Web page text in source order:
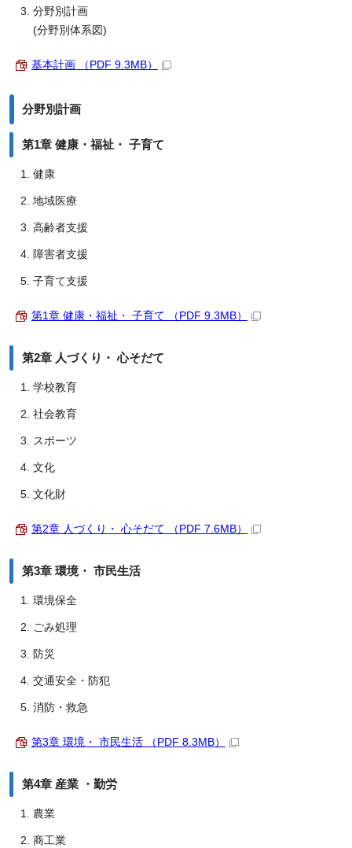
分野別計画
(分野別体系図)
基本計画 （PDF 9.3MB）
分野別計画
第1章 健康・福祉・ 子育て
健康
地域医療
高齢者支援
障害者支援
子育て支援
第1章 健康・福祉・ 子育て （PDF 9.3MB）
第2章 人づくり・ 心そだて
学校教育
社会教育
スポーツ
文化
文化財
第2章 人づくり・ 心そだて （PDF 7.6MB）
第3章 環境・ 市民生活
環境保全
ごみ処理
防災
交通安全・防犯
消防・救急
第3章 環境・ 市民生活 （PDF 8.3MB）
第4章 産業 ・勤労
農業
商工業